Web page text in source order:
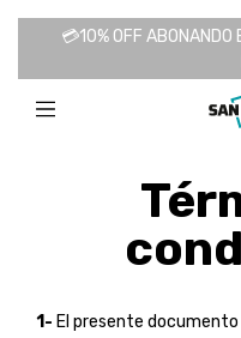
💳10% OFF ABONANDO
1- El presente